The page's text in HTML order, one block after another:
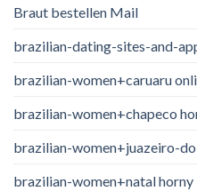
Braut bestellen Mail
brazilian-dating-sites-and-
brazilian-women+caruaru
brazilian-women+chapeco
brazilian-women+juazeiro-
brazilian-women+natal horny